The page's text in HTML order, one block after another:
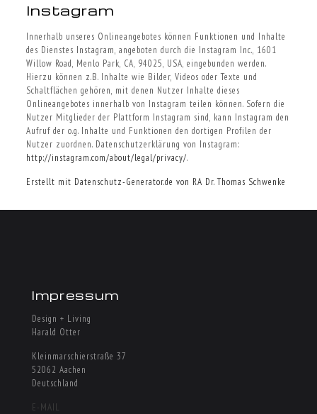
Instagram
Innerhalb unseres Onlineangebotes können Funktionen und Inhalte
des Dienstes Instagram, angeboten durch die Instagram Inc., 1601
Willow Road, Menlo Park, CA, 94025, USA, eingebunden werden.
Hierzu können z.B. Inhalte wie Bilder, Videos oder Texte und
Schaltflächen gehören, mit denen Nutzer Inhalte dieses
Onlineangebotes innerhalb von Instagram teilen können. Sofern die
Nutzer Mitglieder der Plattform Instagram sind, kann Instagram den
Aufruf der o.g. Inhalte und Funktionen den dortigen Profilen der
Nutzer zuordnen. Datenschutzerklärung von Instagram:
http://instagram.com/about/legal/privacy/.
Erstellt mit Datenschutz-Generator.de von RA Dr. Thomas Schwenke
Impressum
Design + Living
Harald Otter
Kleinmarschierstraße 37
52062 Aachen
Deutschland
E-MAIL